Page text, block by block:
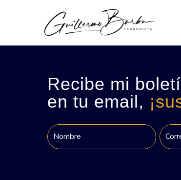
Recibe mi
en tu email,